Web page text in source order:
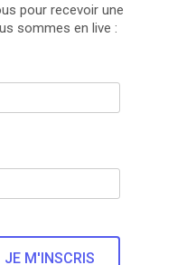
pour recevoir une
sommes en live :